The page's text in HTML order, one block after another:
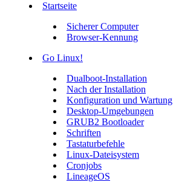
Startseite
Sicherer Computer
Browser-Kennung
Go Linux!
Dualboot-Installation
Nach der Installation
Konfiguration und Wartung
Desktop-Umgebungen
GRUB2 Bootloader
Schriften
Tastaturbefehle
Linux-Dateisystem
Cronjobs
LineageOS